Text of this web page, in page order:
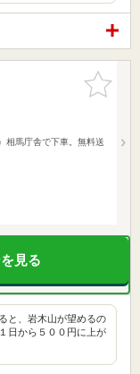
お気に入
りに追加
相馬庁舎で下車。無料送
見る
と、岩木山が望めるの
日から５００円に上が